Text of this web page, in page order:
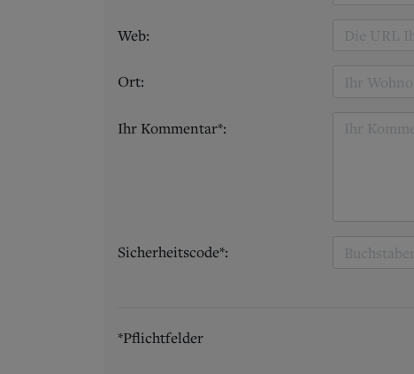
Web:
Ort:
Ihr Kommentar*:
Sicherheitscode*:
*Pflichtfelder